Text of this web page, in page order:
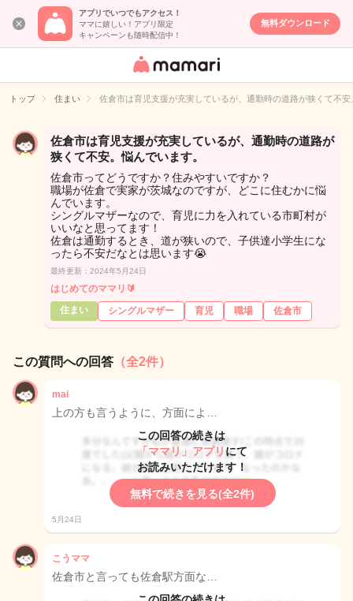
アプリでいつでもアクセス！
ママに嬉しい！アプリ限定
キャンペーンも随時配信中！
無料ダウンロード
女性専用匿名QA
イト
トップ 住まい 佐倉市は育児支援が充実しているが、通勤時の道路が狭くて不
佐倉市は育児支援が充実しているが、通勤時の道路が
狭くて不安。悩んでいます。
佐倉市ってどうですか？住みやすいですか？
職場が佐倉で実家が茨城なのですが、どこに住むかに悩
んでいます。
シングルマザーなので、育児に力を入れている市町村が
いいなと思ってます！
佐倉は通勤するとき、道が狭いので、子供達小学生にな
ったら不安だなとは思います😭
最終更新：2024年5月24日
はじめてのママリ🔰
住まい
シングルマザー 育児 職場 佐倉市
この質問への回答 （全2件）
mai
上の方も言うように、方面によ…
この回答の続きは
「ママリ」アプリ にて
お読みいただけます！
無料で続きを見る(全2件)
5月24日
こうママ
佐倉市と言っても佐倉駅方面な…